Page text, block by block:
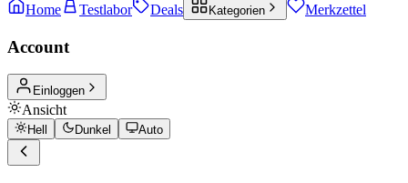
Home Testlabor Deals Kategorien Merkzettel
Account
Einloggen
Ansicht
Hell Dunkel Auto